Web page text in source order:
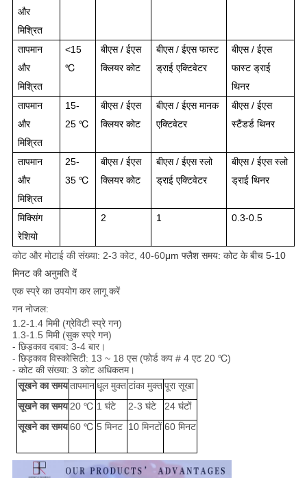
और
मिश्रित
तापमान
और
मिश्रित
<15
℃
बीएस / ईएस
क्लियर कोट
बीएस / ईएस फास्ट
ड्राई एक्टिवेटर
बीएस / ईएस
फास्ट ड्राई
थिनर
तापमान
और
मिश्रित
15-
25 ℃
बीएस / ईएस
क्लियर कोट
बीएस / ईएस मानक
एक्टिवेटर
बीएस / ईएस
स्टैंडर्ड थिनर
तापमान
और
मिश्रित
25-
35 ℃
बीएस / ईएस
क्लियर कोट
बीएस / ईएस स्लो
ड्राई एक्टिवेटर
बीएस / ईएस स्लो
ड्राई थिनर
मिक्सिंग
रेशियो
2 1 0.3-0.5
कोट और मोटाई की संख्या: 2-3 कोट, 40-60μm फ्लैश समय: कोट के बीच 5-10
मिनट की अनुमति दें
एक स्प्रे का उपयोग कर लागू करें
गन नोजल:
1.2-1.4 मिमी (ग्रेविटी स्प्रे गन)
1.3-1.5 मिमी (सुक स्प्रे गन)
- छिड़काव दबाव: 3-4 बार।
- छिड़काव विस्कोसिटी: 13 ~ 18 एस (फोर्ड कप # 4 एट 20 ℃)
- कोट की संख्या: 3 कोट अधिकतम।
सूखने का समयतापमानधूल मुक्तटांका मुक्तपूरा सूखा
सूखने का समय20 ℃ 1 घंटे 2-3 घंटे
24 घंटों
सूखने का समय60 ℃ 5 मिनट 10 मिनटों 60 मिनट